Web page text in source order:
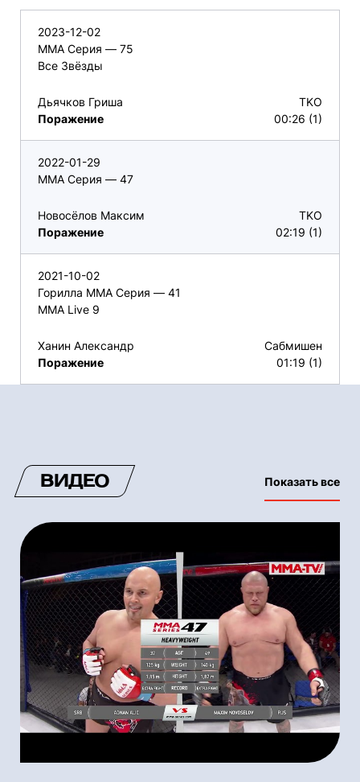
2023-12-02
ММА Серия — 75
Все Звёзды
Дьячков Гриша
Поражение
TKO
00:26 (1)
2022-01-29
ММА Серия — 47
Новосёлов Максим
Поражение
TKO
02:19 (1)
2021-10-02
Горилла ММА Серия — 41
MMA Live 9
Ханин Александр
Поражение
Сабмишен
01:19 (1)
ВИДЕО Показать все